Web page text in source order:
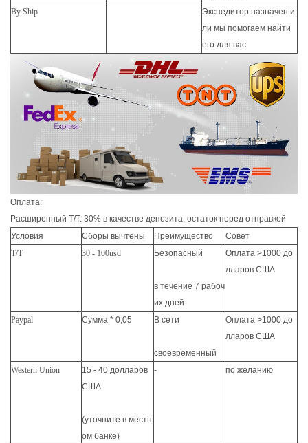
By Ship
Экспедитор назначен и
ли мы помогаем найти
его для вас
Оплата:
Расширенный T/T: 30% в качестве депозита, остаток перед отправкой
Условия
Сборы вычтены Преимущество
Совет
T/T
30 - 100usd Безопасный
в течение 7 рабоч
их дней
Оплата >1000 до
лларов США
Paypal Сумма * 0,05 В сети
своевременный
Оплата >1000 до
лларов США
Western Union
15 - 40 долларов
США
(уточните в местн
ом банке)
- по желанию